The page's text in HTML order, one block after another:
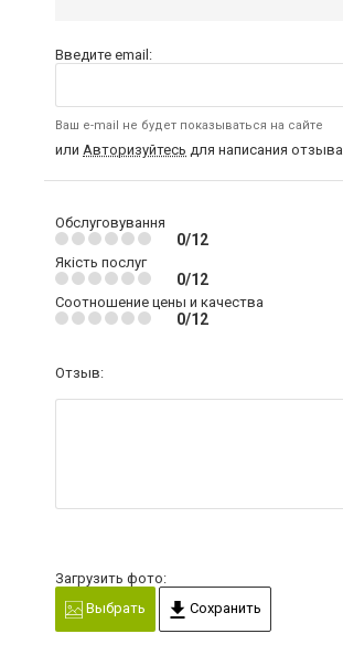
Введите email:
Ваш e-mail не будет показываться на сайте
или Авторизуйтесь для написания отзыва
Обслуговування
0/12
Якість послуг
0/12
Соотношение цены и качества
0/12
Отзыв:
Загрузить фото:
Выбрать
Сохранить